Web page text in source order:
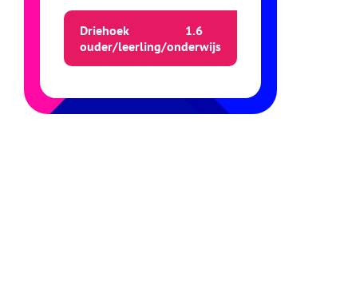
Driehoek
ouder/leerling/onderwijs
1.6